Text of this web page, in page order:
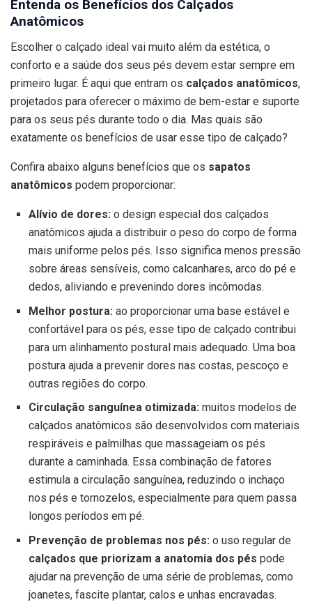
Entenda os Benefícios dos Calçados
Anatômicos
Escolher o calçado ideal vai muito além da estética, o
conforto e a saúde dos seus pés devem estar sempre em
primeiro lugar. É aqui que entram os calçados anatômicos,
projetados para oferecer o máximo de bem-estar e suporte
para os seus pés durante todo o dia. Mas quais são
exatamente os benefícios de usar esse tipo de calçado?
Confira abaixo alguns benefícios que os sapatos
anatômicos podem proporcionar:
Alívio de dores:o design especial dos calçados
anatômicos ajuda a distribuir o peso do corpo de forma
mais uniforme pelos pés. Isso significa menos pressão
sobre áreas sensíveis, como calcanhares, arco do pé e
dedos, aliviando e prevenindo dores incômodas.
Melhor postura: ao proporcionar uma base estável e
confortável para os pés, esse tipo de calçado contribui
para um alinhamento postural mais adequado. Uma boa
postura ajuda a prevenir dores nas costas, pescoço e
outras regiões do corpo.
Circulação sanguínea otimizada:muitos modelos de
calçados anatômicos são desenvolvidos com materiais
respiráveis e palmilhas que massageiam os pés
durante a caminhada. Essa combinação de fatores
estimula a circulação sanguínea, reduzindo o inchaço
nos pés e tornozelos, especialmente para quem passa
longos períodos em pé.
Prevenção de problemas nos pés:o uso regular de
calçados que priorizam a anatomia dos pés pode
ajudar na prevenção de uma série de problemas, como
joanetes, fascite plantar, calos e unhas encravadas.